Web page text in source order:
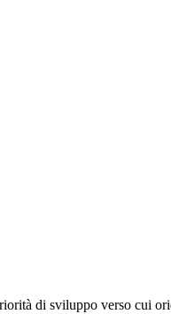
di sviluppo verso cui